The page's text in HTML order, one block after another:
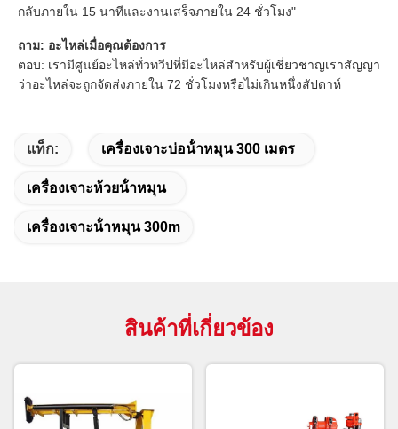
กลับภายใน 15 นาทีและงานเสร็จภายใน 24 ชั่วโมง"
ถาม: อะไหล่เมื่อคุณต้องการ
ตอบ: เรามีศูนย์อะไหล่ทั่วทวีปที่มีอะไหล่สำหรับผู้เชี่ยวชาญเราสัญญา
ว่าอะไหล่จะถูกจัดส่งภายใน 72 ชั่วโมงหรือไม่เกินหนึ่งสัปดาห์
แท็ก: เครื่องเจาะบ่อน้ําหมุน 300 เมตร
เครื่องเจาะห้วยน้ําหมุน
เครื่องเจาะน้ําหมุน 300m
สินค้าที่เกี่ยวข้อง